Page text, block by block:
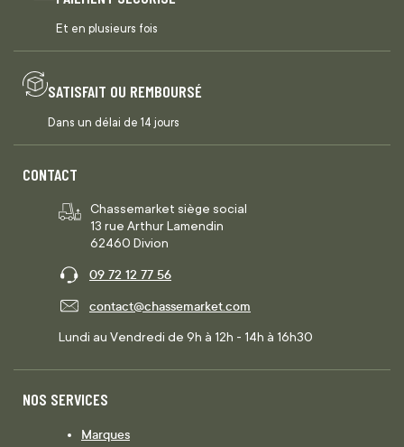
Et en plusieurs fois
SATISFAIT OU REMBOURSÉ
Dans un délai de 14 jours
CONTACT
Chassemarket siège social
13 rue Arthur Lamendin
62460 Divion
09 72 12 77 56
contact@chassemarket.com
Lundi au Vendredi de 9h à 12h - 14h à 16h30
NOS SERVICES
Marques